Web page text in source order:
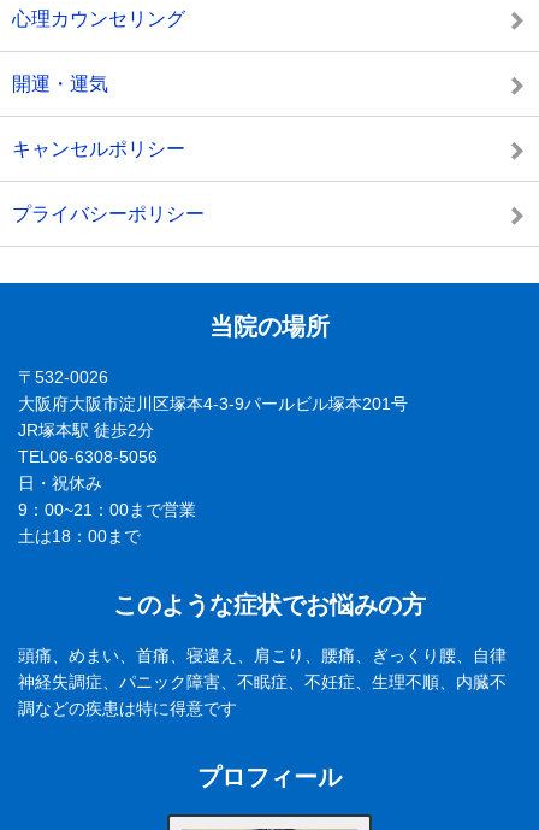
心理カウンセリング
開運・運気
キャンセルポリシー
プライバシーポリシー
当院の場所
〒532-0026
大阪府大阪市淀川区塚本4-3-9パールビル塚本201号
JR塚本駅 徒歩2分
TEL06-6308-5056
日・祝休み
9：00~21：00まで営業
土は18：00まで
このような症状でお悩みの方
頭痛、めまい、首痛、寝違え、肩こり、腰痛、ぎっくり腰、自律
神経失調症、パニック障害、不眠症、不妊症、生理不順、内臓不
調などの疾患は特に得意です
プロフィール